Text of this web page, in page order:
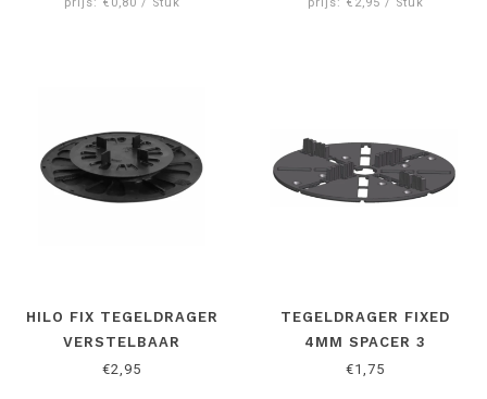
HILO FIX TEGELDRAGER
VERSTELBAAR
€2,95
TEGELDRAGER FIXED
4MM SPACER 3
€1,75